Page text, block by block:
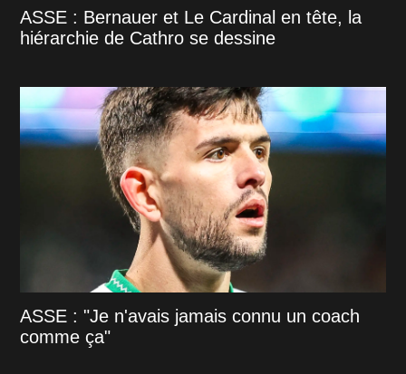
ASSE : Bernauer et Le Cardinal en tête, la
hiérarchie de Cathro se dessine
ASSE : "Je n'avais jamais connu un coach
comme ça"